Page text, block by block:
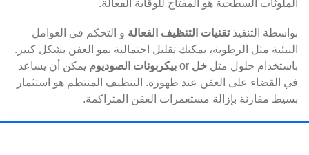
الملوثات السطحية هو المفتاح للوقاية الفعالة.
بواسطة التنفيذ تقنيات التنظيف الفعالةو التحكم في العوامل
البيئية مثل الرطوبة، يمكنك تقليل احتمالية نمو العفن بشكل كبير.
باستخدام حلول مثل خلor بيكربونات الصوديوميمكن أن يساعد
في القضاء على العفن عند ظهوره. التنظيف المنتظم هو استثمار
بسيط مقارنة بإزالة مستعمرات العفن المتراكمة.